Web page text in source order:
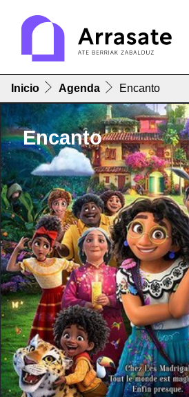
Inicio Agenda Encanto
Encanto